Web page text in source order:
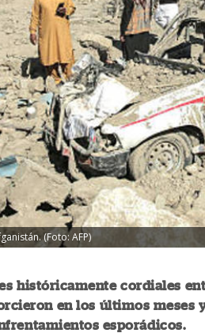
(Foto: AFP)
históricamente cordiales
en los últimos meses
esporádicos.